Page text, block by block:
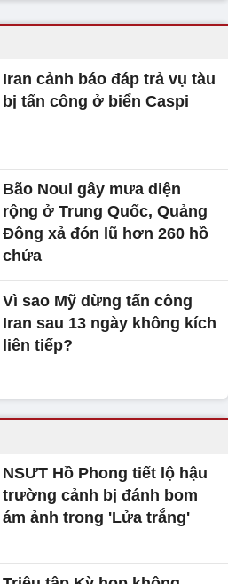
Iran cảnh báo đáp trả vụ tàu
bị tấn công ở biển Caspi
Bão Noul gây mưa diện
rộng ở Trung Quốc, Quảng
Đông xả đón lũ hơn 260 hồ
chứa
Vì sao Mỹ dừng tấn công
Iran sau 13 ngày không kích
liên tiếp?
NSƯT Hồ Phong tiết lộ hậu
trường cảnh bị đánh bom
ám ảnh trong 'Lửa trắng'